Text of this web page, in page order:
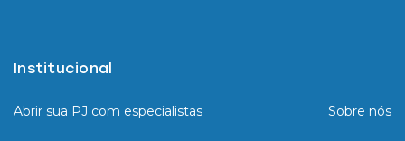
Institucional
Abrir sua PJ com especialistas Sobre nós